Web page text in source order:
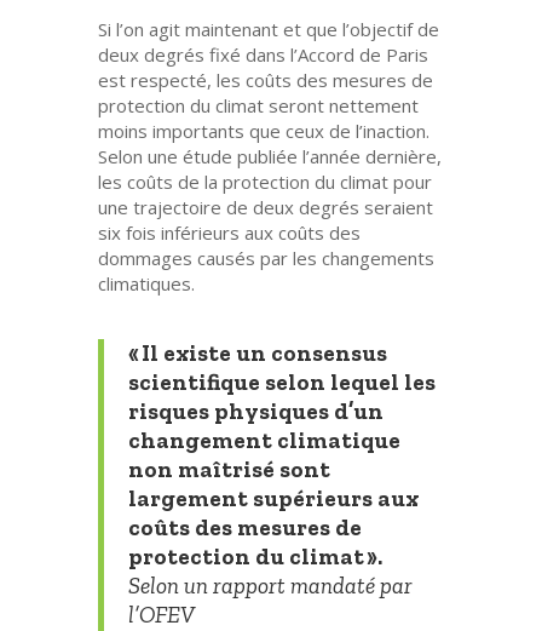
Si l’on agit maintenant et que l’objectif de
deux degrés fixé dans l’Accord de Paris
est respecté, les coûts des mesures de
protection du climat seront nettement
moins importants que ceux de l’inaction.
Selon une étude publiée l’année dernière,
les coûts de la protection du climat pour
une trajectoire de deux degrés seraient
six fois inférieurs aux coûts des
dommages causés par les changements
climatiques.
« Il existe un consensus
scientifique selon lequel les
risques physiques d’un
changement climatique
non maîtrisé sont
largement supérieurs aux
coûts des mesures de
protection du climat ».
Selon un rapport mandaté par
l’OFEV